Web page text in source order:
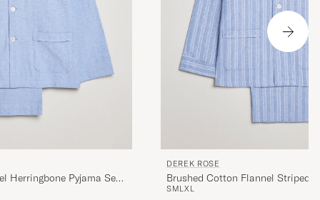
Herringbone Pyjama Set
DEREK ROSE
Brushed Cotton Flannel Striped
SMLXL